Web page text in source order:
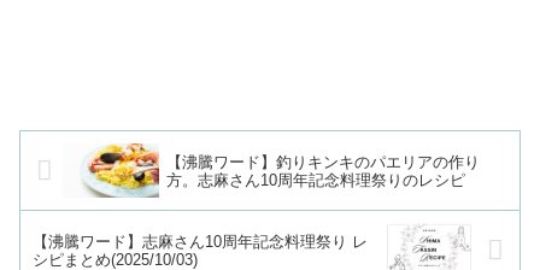
【沸騰ワード】釣りキンキのパエリアの作り
方。志麻さん10周年記念料理祭りのレシピ
【沸騰ワード】志麻さん10周年記念料理祭り レ
シピまとめ(2025/10/03)